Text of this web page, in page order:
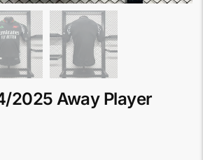
2025 Away Player